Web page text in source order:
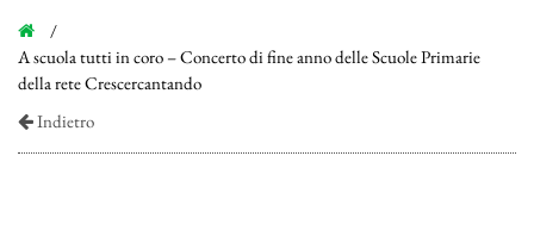
A scuola tutti in coro – Concerto di fine anno delle Scuole Primarie
della rete Crescercantando
Indietro